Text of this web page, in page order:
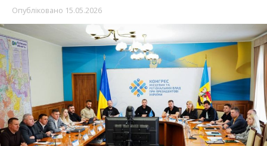
Опубліковано 15.05.2026